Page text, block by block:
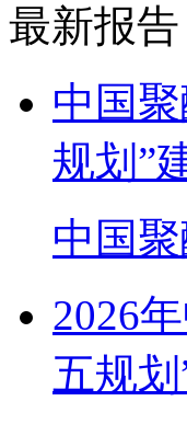
最新报告
中国
规划”
中国
2026
五规划